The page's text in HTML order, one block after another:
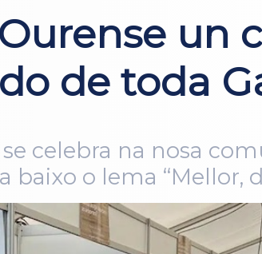
un
de toda
celebra na nosa
o lema “Mellor,